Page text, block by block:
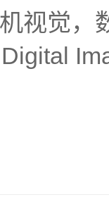
视觉，